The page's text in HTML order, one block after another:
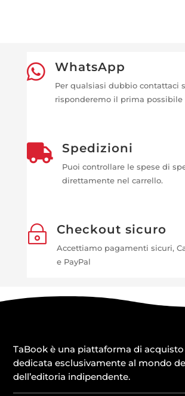
 WhatsApp
Per qualsiasi dubbio contattaci
risponderemo il prima possibile
 Spedizioni
Puoi controllare le spese di
direttamente nel carrello.
~ Checkout sicuro
Accettiamo pagamenti sicuri,
e PayPal
TaBook è una piattaforma di
dedicata esclusivamente al mondo
dell’editoria indipendente.